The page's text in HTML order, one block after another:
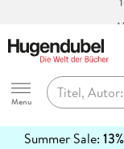
Hugendubel
Menu
Summer Sale: